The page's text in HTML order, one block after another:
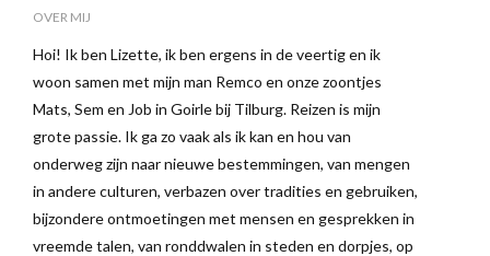
OVER MIJ
Hoi! Ik ben Lizette, ik ben ergens in de veertig en ik
woon samen met mijn man Remco en onze zoontjes
Mats, Sem en Job in Goirle bij Tilburg. Reizen is mijn
grote passie. Ik ga zo vaak als ik kan en hou van
onderweg zijn naar nieuwe bestemmingen, van mengen
in andere culturen, verbazen over tradities en gebruiken,
bijzondere ontmoetingen met mensen en gesprekken in
vreemde talen, van ronddwalen in steden en dorpjes, op